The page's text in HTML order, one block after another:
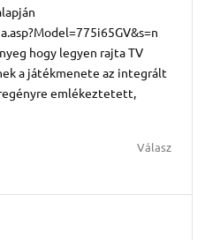
hogy legyen rajta TV
a játékmenete az integrált
emlékeztetett,
Válasz